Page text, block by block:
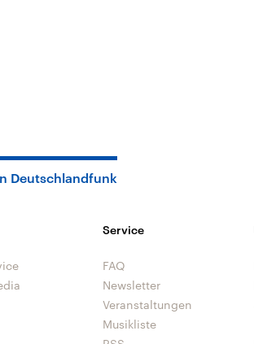
Deutschlandfunk
Service
FAQ
Newsletter
Veranstaltungen
Musikliste